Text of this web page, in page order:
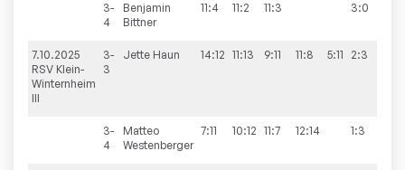
3-
4
Benjamin
Bittner
11:4 11:2 11:3 3:0
7.10.2025
RSV Klein-
Winternheim
III
3-
3
Jette Haun 14:12 11:13 9:11 11:8 5:11 2:3
3-
4
Matteo
Westenberger
7:11 10:12 11:7 12:14 1:3